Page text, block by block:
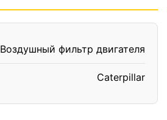
Воздушный фильтр двигателя
Caterpillar